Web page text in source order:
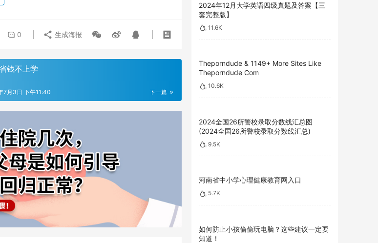
0 生成海报
钱不上学
下一篇
7月3日 下午11:40
2024年12月大学英语四级真题及答案【三
套完整版】
11.6K
Theporndude & 1149+ More Sites Like
Theporndude Com
10.6K
2024全国26所警校录取分数线汇总图
(2024全国26所警校录取分数线汇总)
9.5K
河南省中小学心理健康教育网入口
5.7K
如何防止小孩偷偷玩电脑？这些建议一定要
知道！